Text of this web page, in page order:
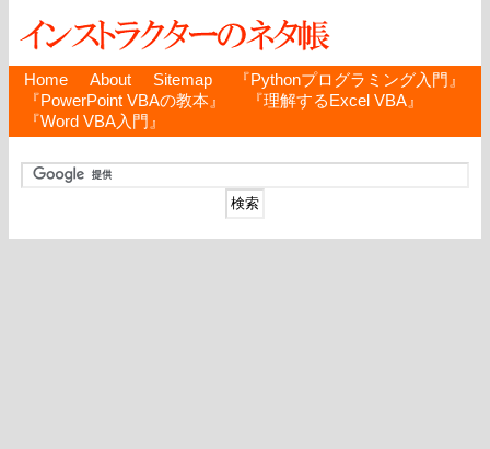
Home About Sitemap
『Pythonプログラミング入門』
『PowerPoint VBAの教本』
『理解するExcel VBA』
『Word VBA入門』